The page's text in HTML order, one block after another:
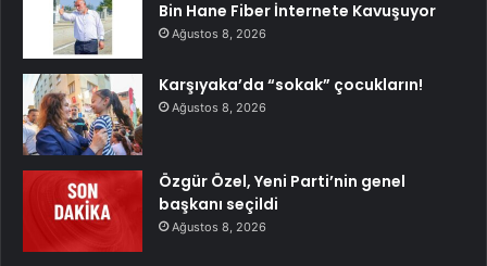
Bin Hane Fiber İnternete Kavuşuyor
Ağustos 8, 2026
Karşıyaka’da “sokak” çocukların!
Ağustos 8, 2026
Özgür Özel, Yeni Parti’nin genel
başkanı seçildi
Ağustos 8, 2026